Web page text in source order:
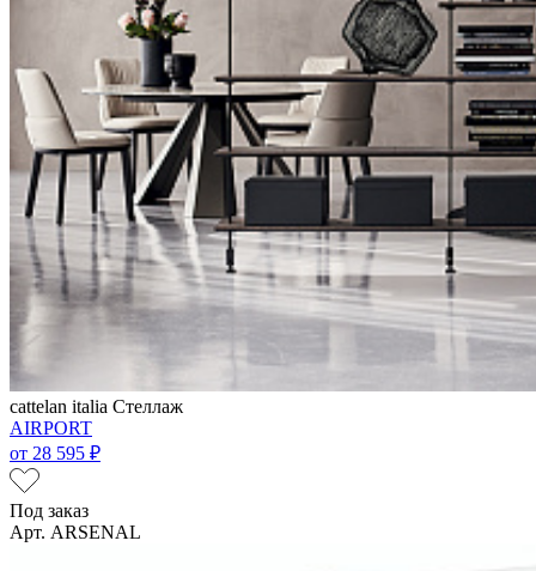
cattelan italia Стеллаж
AIRPORT
от 28 595 ₽
Под заказ
Арт. ARSENAL